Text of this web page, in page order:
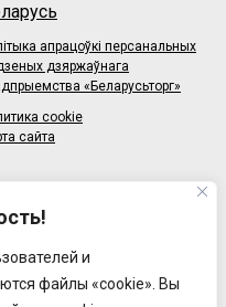
и
файлы «cookie». Вы
апрацоўкі персанальных
дзяржаўнага
«Беларусьторг»
cookie
сайта